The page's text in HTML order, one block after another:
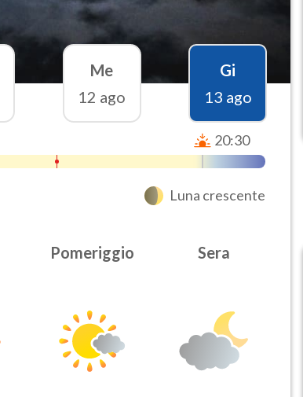
Me
12 ago
Gi
13 ago
20:30
Luna crescente
Pomeriggio Sera